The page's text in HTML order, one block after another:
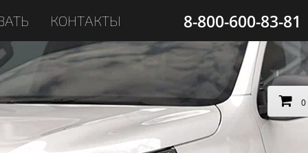
КОНТАКТЫ 8-800-600-83-81
0